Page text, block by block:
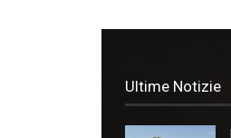
Ultime Notizie